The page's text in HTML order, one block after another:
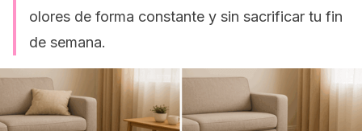
olores de forma constante y sin sacrificar tu fin
de semana.